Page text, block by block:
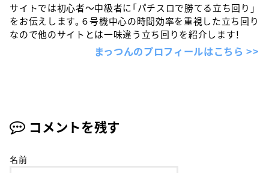
サイトでは初心者〜中級者に「パチスロで勝てる立ち回り」
をお伝えします。６号機中心の時間効率を重視した立ち回り
なので他のサイトとは一味違う立ち回りを紹介します！
まっつんのプロフィールはこちら >>
コメントを残す
名前